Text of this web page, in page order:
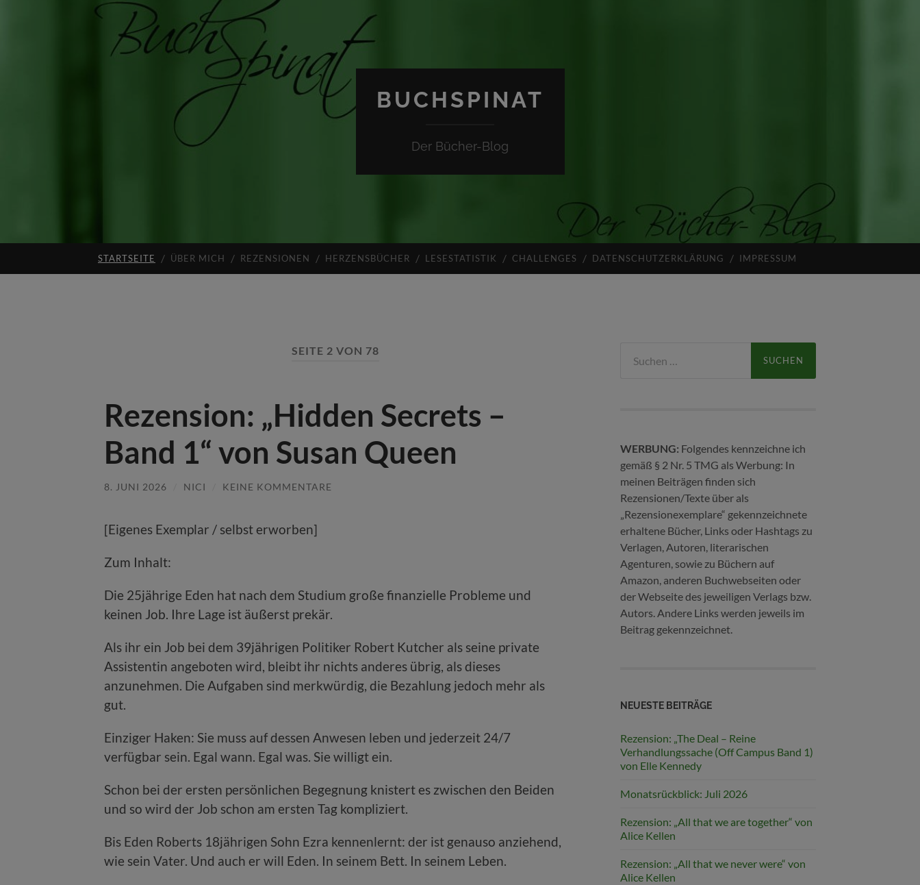
BUCHSPINAT
Der Bücher-Blog
STARTSEITE ÜBER MICH REZENSIONEN HERZENSBÜCHER LESESTATISTIK CHALLENGES DATENSCHUTZERKLÄRUNG IMPRESSUM
SEITE 2 VON 78
Rezension: „Hidden Secrets –
Band 1“ von Susan Queen
8. JUNI 2026 NICI KEINE KOMMENTARE
[Eigenes Exemplar / selbst erworben]
Zum Inhalt:
Die 25jährige Eden hat nach dem Studium große finanzielle Probleme und
keinen Job. Ihre Lage ist äußerst prekär.
Als ihr ein Job bei dem 39jährigen Politiker Robert Kutcher als seine private
Assistentin angeboten wird, bleibt ihr nichts anderes übrig, als dieses
anzunehmen. Die Aufgaben sind merkwürdig, die Bezahlung jedoch mehr als
gut.
Einziger Haken: Sie muss auf dessen Anwesen leben und jederzeit 24/7
verfügbar sein. Egal wann. Egal was. Sie willigt ein.
Schon bei der ersten persönlichen Begegnung knistert es zwischen den Beiden
und so wird der Job schon am ersten Tag kompliziert.
Bis Eden Roberts 18jährigen Sohn Ezra kennenlernt: der ist genauso anziehend,
wie sein Vater. Und auch er will Eden. In seinem Bett. In seinem Leben.
nach:
WERBUNG: Folgendes kennzeichne ich
gemäß § 2 Nr. 5 TMG als Werbung: In
meinen Beiträgen finden sich
Rezensionen/Texte über als
„Rezensionexemplare“ gekennzeichnete
erhaltene Bücher, Links oder Hashtags zu
Verlagen, Autoren, literarischen
Agenturen, sowie zu Büchern auf
Amazon, anderen Buchwebseiten oder
der Webseite des jeweiligen Verlags bzw.
Autors. Andere Links werden jeweils im
Beitrag gekennzeichnet.
NEUESTE BEITRÄGE
Rezension: „The Deal – Reine
Verhandlungssache (Off Campus Band 1)
von Elle Kennedy
Monatsrückblick: Juli 2026
Rezension: „All that we are together“ von
Alice Kellen
Rezension: „All that we never were“ von
Alice Kellen